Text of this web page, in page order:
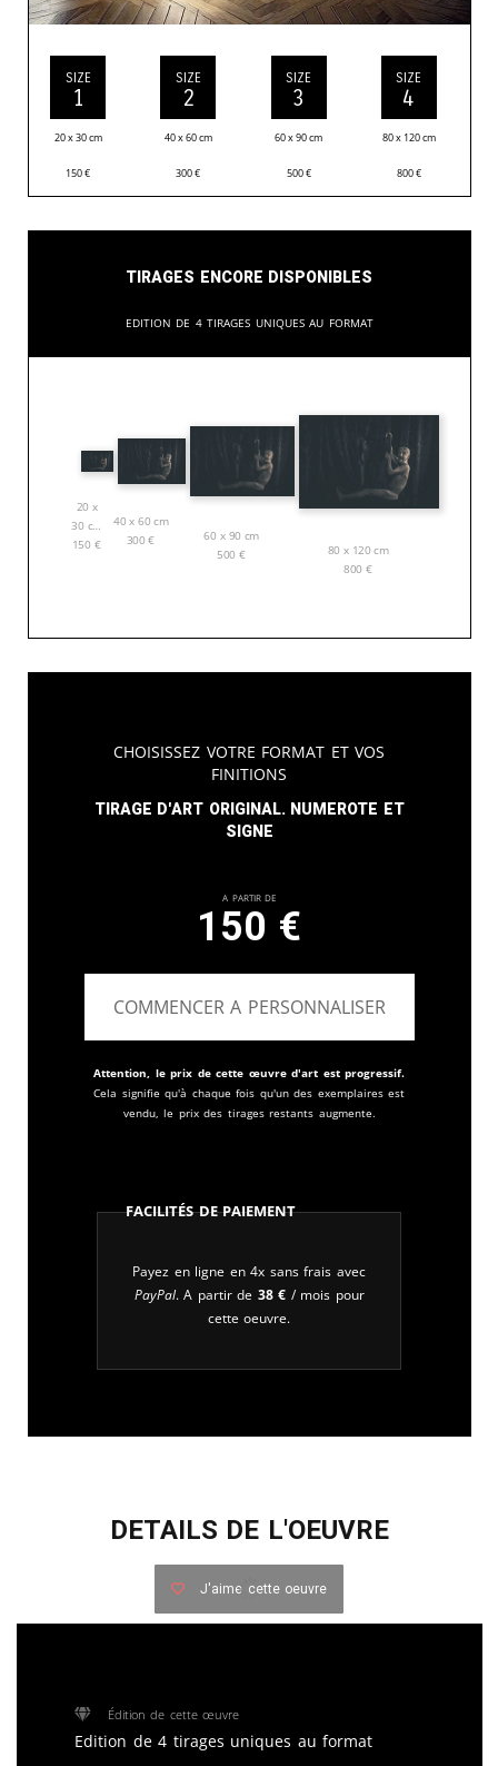
SIZE
1
20 x 30 cm
150€
SIZE
2
40 x 60 cm
300€
SIZE
3
60 x 90 cm
500€
SIZE
4
80 x 120 cm
800€
Tirages encore disponibles
Edition de 4 tirages uniques au format
20 x
30 cm
150 €
40 x 60 cm
300€
60 x 90 cm
500 €
80 x 120 cm
800 €
Choisissez votre format et vos
finitions
Tirage d'art original. Numerote et
signe
A partir de
150 €
COMMENCER A PERSONNALISER
Attention, le prix de cette œuvre d'art est progressif.
Cela signifie qu'à chaque fois qu'un des exemplaires est
vendu, le prix des tirages restants augmente.
Facilités de paiement
Payez en ligne en 4x sans frais avec
PayPal. A partir de 38 € / mois pour
cette oeuvre.
DETAILS DE L'OEUVRE
J'aime cette oeuvre
Édition de cette œuvre
Edition de 4 tirages uniques au format